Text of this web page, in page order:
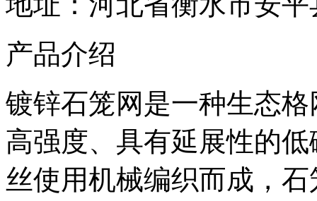
产品介绍
镀锌石笼网是一种生态
高强度、具有延展性的
丝使用机械编织而成，